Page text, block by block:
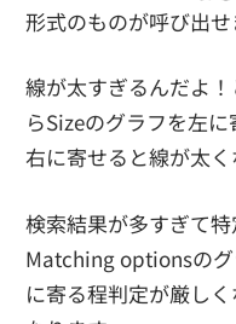
形式のものが呼び出せ
線が太すぎるんだよ
らSizeのグラフを左に
右に寄せると線が太く
検索結果が多すぎて
Matching optionsの
に寄る程判定が厳し